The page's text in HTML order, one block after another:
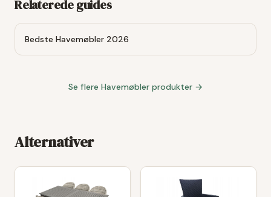
Relaterede guides
Bedste Havemøbler 2026
Se flere Havemøbler produkter →
Alternativer